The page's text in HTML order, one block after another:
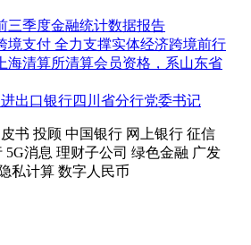
三季度金融统计数据报告
境支付 全力支撑实体经济跨境前行
海清算所清算会员资格，系山东省
出口银行四川省分行党委书记
书 投顾 中国银行 网上银行 征信
5G消息 理财子公司 绿色金融 广发
隐私计算 数字人民币